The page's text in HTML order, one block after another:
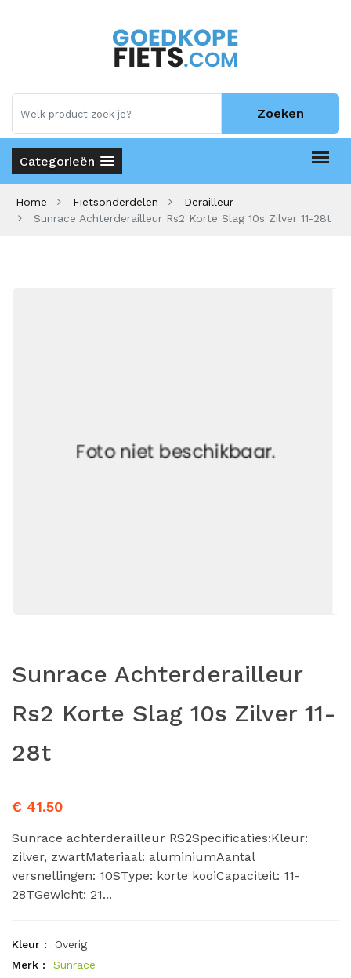
Zoeken
Categorieën
Home Fietsonderdelen
Derailleur
Sunrace Achterderailleur Rs2 Korte Slag 10s Zilver 11-28t
Sunrace Achterderailleur
Rs2 Korte Slag 10s Zilver 11-
28t
€ 41.50
Sunrace achterderailleur RS2Specificaties:Kleur:
zilver, zwartMateriaal: aluminiumAantal
versnellingen: 10SType: korte kooiCapaciteit: 11-
28TGewicht: 21...
Kleur :
Overig
Merk :
Sunrace